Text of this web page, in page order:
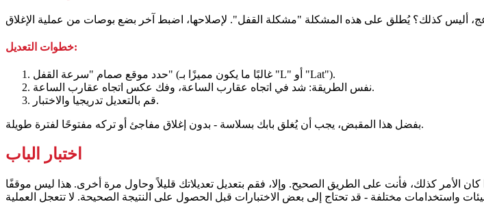
خطوات التعديل:
حدد موقع صمام "سرعة القفل" (غالبًا ما يكون مميزًا بـ "L" أو "Lat").
نفس الطريقة: شد في اتجاه عقارب الساعة، وفك عكس اتجاه عقارب الساعة.
قم بالتعديل تدريجيا والاختبار.
بفضل هذا المقبض، يجب أن يُغلق بابك بسلاسة - بدون إغلاق مفاجئ أو تركه مفتوحًا لفترة طويلة.
اختبار الباب
الأمر كذلك، فأنت على الطريق الصحيح. وإلا، فقم بتعديل تعديلاتك قليلاً وحاول مرة أخرى. هذا ليس موقفًا